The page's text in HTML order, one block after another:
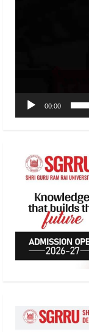
00:00